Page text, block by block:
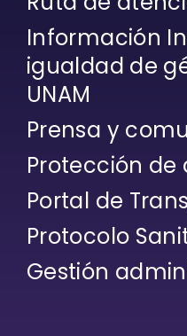
Información
igualdad de
UNAM
Prensa y
Protección de
Portal de
Protocolo
Gestión